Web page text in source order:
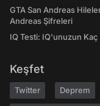
GTA San Andreas
Andreas Şifreleri
IQ Testi: IQ'unuzun
Keşfet
Twitter Deprem